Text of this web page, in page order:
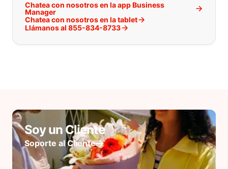
Chatea con nosotros en la app Business
Manager
Chatea con nosotros en la tablet
Llámanos al 855-834-8733
Soy un Cliente
Soporte al Cliente